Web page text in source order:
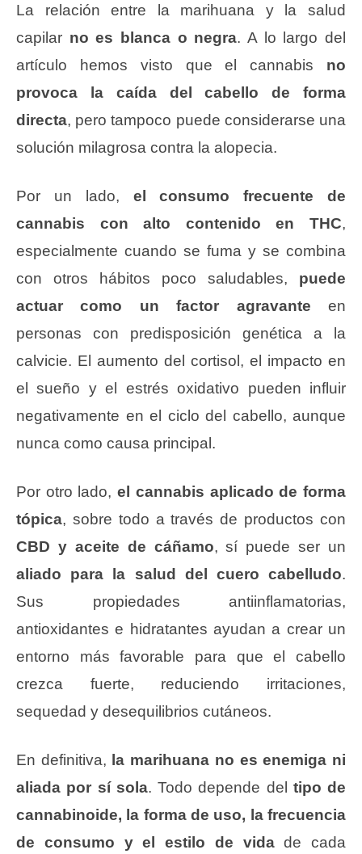
La relación entre la marihuana y la salud
capilar no es blanca o negra. A lo largo del
artículo hemos visto que el cannabis no
provoca la caída del cabello de forma
directa, pero tampoco puede considerarse una
solución milagrosa contra la alopecia.
Por un lado, el consumo frecuente de
cannabis con alto contenido en THC,
especialmente cuando se fuma y se combina
con otros hábitos poco saludables, puede
actuar como un factor agravante en
personas con predisposición genética a la
calvicie. El aumento del cortisol, el impacto en
el sueño y el estrés oxidativo pueden influir
negativamente en el ciclo del cabello, aunque
nunca como causa principal.
Por otro lado,el cannabis aplicado de forma
tópica, sobre todo a través de productos con
CBD y aceite de cáñamo, sí puede ser un
aliado para la salud del cuero cabelludo.
Sus propiedades antiinflamatorias,
antioxidantes e hidratantes ayudan a crear un
entorno más favorable para que el cabello
crezca fuerte, reduciendo irritaciones,
sequedad y desequilibrios cutáneos.
En definitiva, la marihuana no es enemiga ni
aliada por sí sola. Todo depende del tipo de
cannabinoide, la forma de uso, la frecuencia
de consumo y el estilo de vidade cada